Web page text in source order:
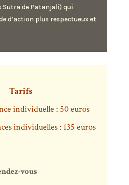
Sutra de Patanjali) qui
d’action plus respectueux et
Tarifs
individuelle : 50 euros
individuelles : 135 euros
vous